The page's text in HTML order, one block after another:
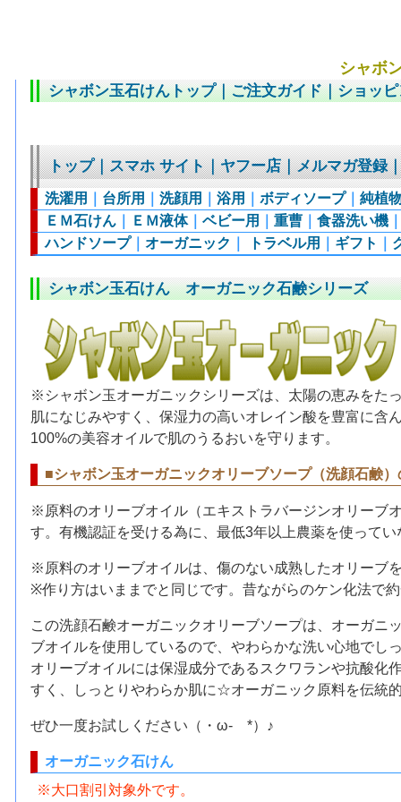
シャボ
シャボン玉石けんトップ｜ご注文ガイド｜ショッ
トップ｜スマホ サイト｜ヤフー店｜メルマガ登録
洗濯用 台所用 洗顔用 浴用 ボディソープ｜ 純植
ＥＭ石けん｜ ＥＭ液体｜ ベビー用 重曹｜ 食器洗い機
ハンドソープ｜ オーガニック トラベル用 ギフト
シャボン玉石けん オーガニック石鹸シリーズ
※シャボン玉オーガニックシリーズは、太陽の恵みをた
肌になじみやすく、保湿力の高いオレイン酸を豊富に
100%の美容オイルで肌のうるおいを守ります。
■シャボン玉オーガニックオリーブソープ（洗顔石鹸）
※原料のオリーブオイル（エキストラバージンオリーブ
す。有機認証を受ける為に、最低3年以上農薬を使って
※原料のオリーブオイルは、傷のない成熟したオリーブ
※作り方はいままでと同じです。昔ながらのケン化法で
この洗顔石鹸オーガニックオリーブソープは、オーガニ
ブオイルを使用しているので、やわらかな洗い心地でし
オリーブオイルには保湿成分であるスクワランや抗酸化
すく、しっとりやわらか肌に☆オーガニック原料を伝統
ぜひ一度お試しください（・ω- *）♪
オーガニック石けん
※大口割引対象外です。